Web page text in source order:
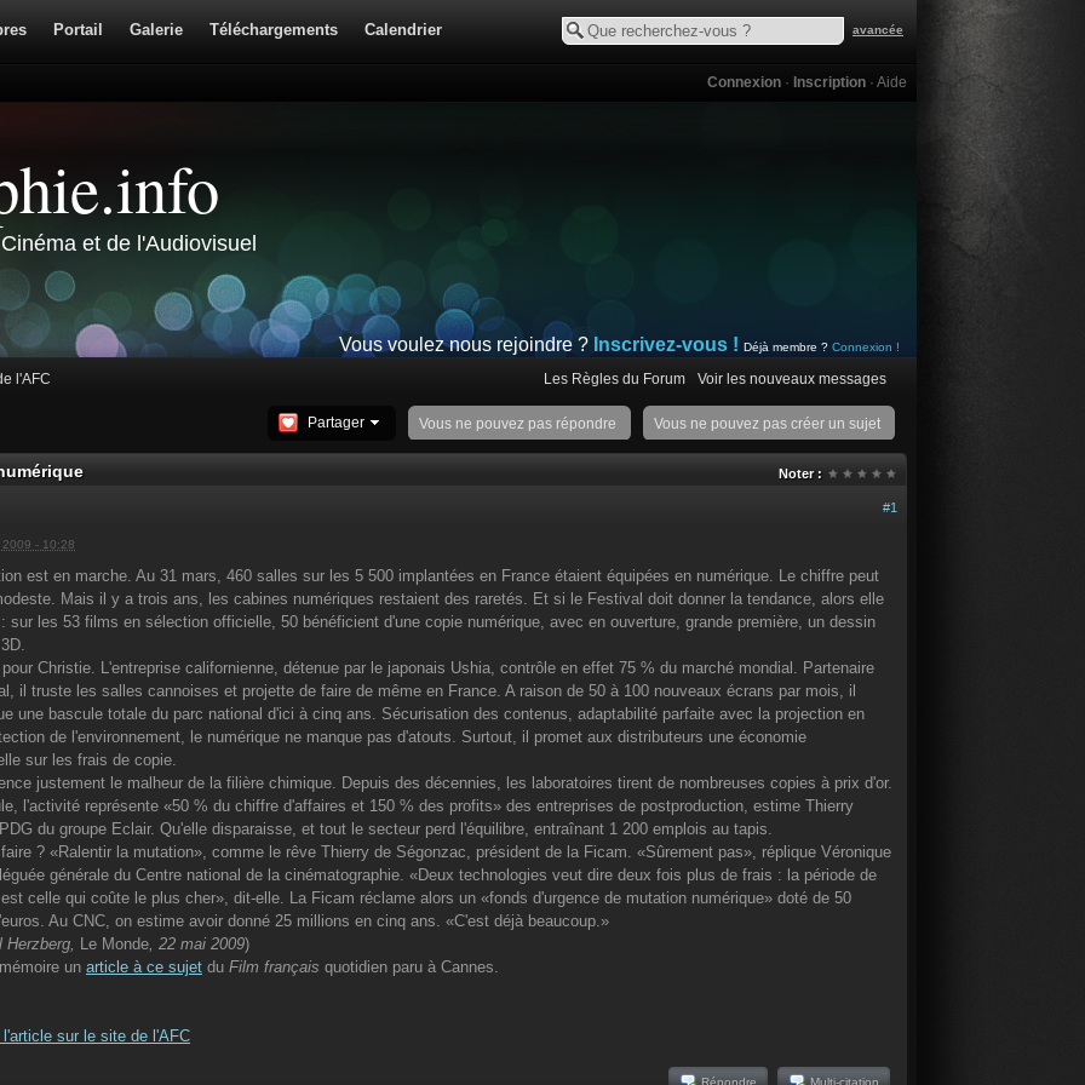
avancée
Portail Galerie Téléchargements Calendrier
Connexion · Inscription · Aide
et de l'Audiovisuel
Vous voulez nous rejoindre ? Inscrivez-vous ! Déjà membre ? Connexion !
l'AFC Les Règles du Forum Voir les nouveaux messages
Vous ne pouvez pas créer un sujet
Vous ne pouvez pas répondre
Partager
Noter :
#1
- 10:28
est en marche. Au 31 mars, 460 salles sur les 5 500 implantées en France étaient équipées en numérique. Le chiffre peut
Mais il y a trois ans, les cabines numériques restaient des raretés. Et si le Festival doit donner la tendance, alors elle
sur les 53 films en sélection officielle, 50 bénéficient d'une copie numérique, avec en ouverture, grande première, un dessin
Christie. L'entreprise californienne, détenue par le japonais Ushia, contrôle en effet 75 % du marché mondial. Partenaire
il truste les salles cannoises et projette de faire de même en France. A raison de 50 à 100 nouveaux écrans par mois, il
une bascule totale du parc national d'ici à cinq ans. Sécurisation des contenus, adaptabilité parfaite avec la projection en
de l'environnement, le numérique ne manque pas d'atouts. Surtout, il promet aux distributeurs une économie
sur les frais de copie.
justement le malheur de la filière chimique. Depuis des décennies, les laboratoires tirent de nombreuses copies à prix d'or.
l'activité représente «50 % du chiffre d'affaires et 150 % des profits» des entreprises de postproduction, estime Thierry
du groupe Eclair. Qu'elle disparaisse, et tout le secteur perd l'équilibre, entraînant 1 200 emplois au tapis.
? «Ralentir la mutation», comme le rêve Thierry de Ségonzac, président de la Ficam. «Sûrement pas», réplique Véronique
générale du Centre national de la cinématographie. «Deux technologies veut dire deux fois plus de frais : la période de
celle qui coûte le plus cher», dit-elle. La Ficam réclame alors un «fonds d'urgence de mutation numérique» doté de 50
Au CNC, on estime avoir donné 25 millions en cinq ans. «C'est déjà beaucoup.»
Herzberg, Le Monde, 22 mai 2009)
un article à ce sujet du Film français quotidien paru à Cannes.
l'article sur le site de l'AFC
Multi-citation
Répondre